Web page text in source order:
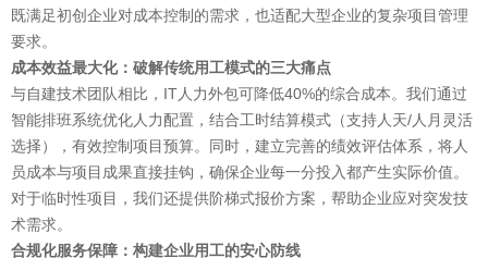
既满足初创企业对成本控制的需求，也适配大型企业的复杂项目管理
要求。
成本效益最大化：破解传统用工模式的三大痛点
与自建技术团队相比，IT人力外包可降低40%的综合成本。我们通过
智能排班系统优化人力配置，结合工时结算模式（支持人天/人月灵活
选择），有效控制项目预算。同时，建立完善的绩效评估体系，将人
员成本与项目成果直接挂钩，确保企业每一分投入都产生实际价值。
对于临时性项目，我们还提供阶梯式报价方案，帮助企业应对突发技
术需求。
合规化服务保障：构建企业用工的安心防线